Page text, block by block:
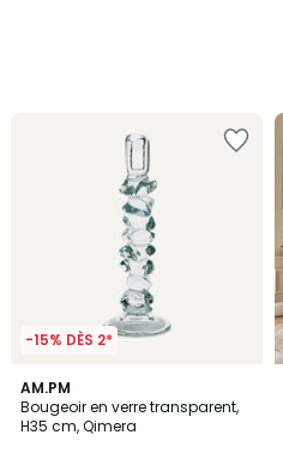
-15% DÈS 2*
AM.PM
Bougeoir en verre transparent,
H35 cm, Qimera